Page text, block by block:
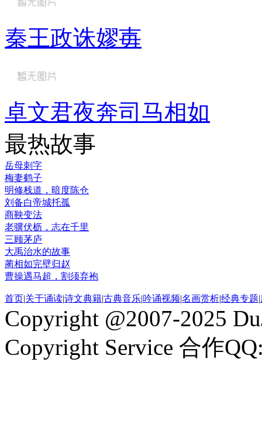
秦王政诛嫪毐
卓文君夜奔司马相如
最热故事
岳母刺字
梅妻鹤子
明修栈道，暗度陈仓
刘备白帝城托孤
商鞅变法
老骥伏枥，志在千里
三顾茅庐
大禹治水的故事
蔺相如完壁归赵
曹操遇马超，割须弃袍
首页|关于诵读|诗文典籍|古典音乐|吟诵视频|名画赏析|经典专题|
Copyright @2007-2025
Copyright Service 合作